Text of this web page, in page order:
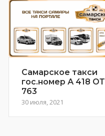
Самарское такси
гос.номер А 418 ОТ
763
30 июля, 2021